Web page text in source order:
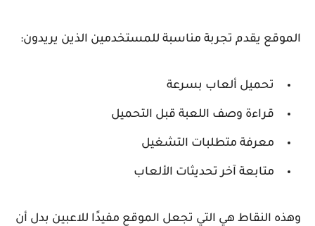
الموقع يقدم تجربة مناسبة للمستخدمين الذين يريدون:
تحميل ألعاب بسرعة
قراءة وصف اللعبة قبل التحميل
معرفة متطلبات التشغيل
متابعة آخر تحديثات الألعاب
وهذه النقاط هي التي تجعل الموقع مفيدًا للاعبين بدل أن